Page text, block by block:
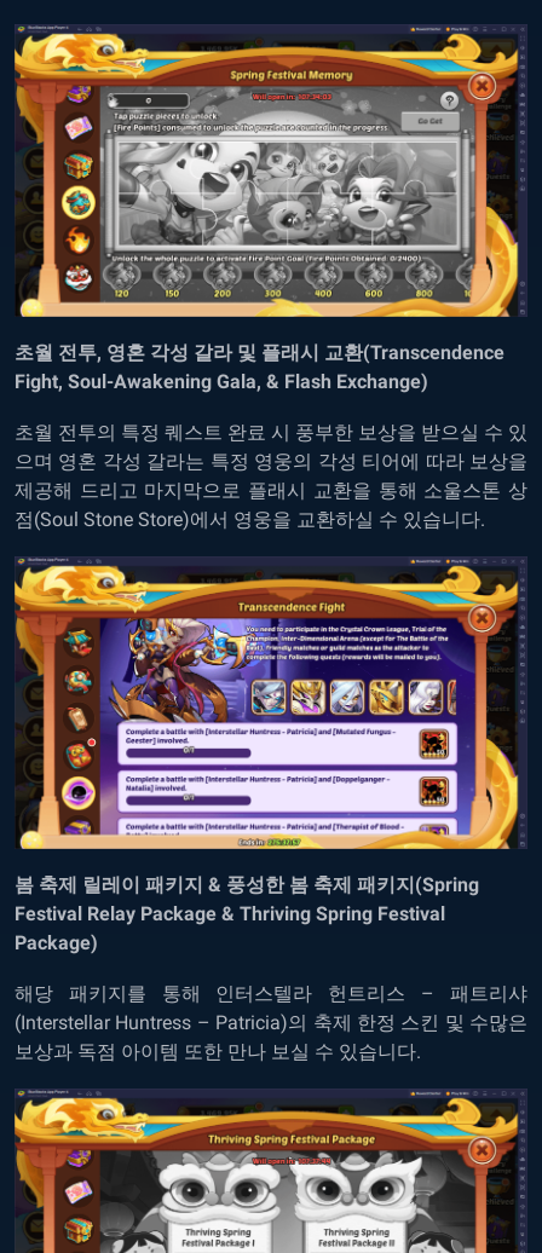
초월 전투, 영혼 각성 갈라 및 플래시 교환(Transcendence
Fight, Soul-Awakening Gala, & Flash Exchange)
초월 전투의 특정 퀘스트 완료 시 풍부한 보상을 받으실 수 있
으며 영혼 각성 갈라는 특정 영웅의 각성 티어에 따라 보상을
제공해 드리고 마지막으로 플래시 교환을 통해 소울스톤 상
점(Soul Stone Store)에서 영웅을 교환하실 수 있습니다.
봄 축제 릴레이 패키지 & 풍성한 봄 축제 패키지(Spring
Festival Relay Package & Thriving Spring Festival
Package)
해당 패키지를 통해 인터스텔라 헌트리스 – 패트리샤
(Interstellar Huntress – Patricia)의 축제 한정 스킨 및 수많은
보상과 독점 아이템 또한 만나 보실 수 있습니다.